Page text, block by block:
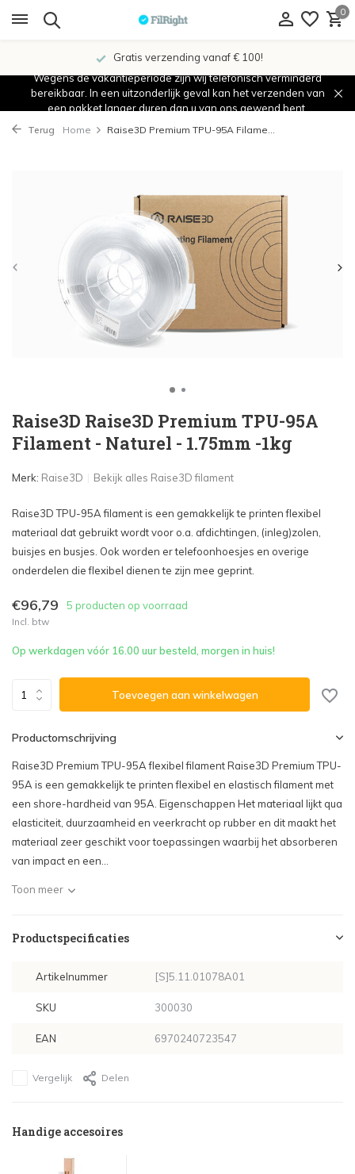
0
Gratis verzending vanaf € 100!
Wegens de vakantieperiode zijn wij telefonisch verminderd
bereikbaar. In een uitzonderlijk geval kan het verzenden van
een pakket langer duren dan u van ons gewend bent.
Terug Home Raise3D Premium TPU-95A Filame...
Raise3D Raise3D Premium TPU-95A
Filament - Naturel - 1.75mm -1kg
Merk: Raise3D Bekijk alles Raise3D filament
Raise3D TPU-95A filament is een gemakkelijk te printen flexibel
materiaal dat gebruikt wordt voor o.a. afdichtingen, (inleg)zolen,
buisjes en busjes. Ook worden er telefoonhoesjes en overige
onderdelen die flexibel dienen te zijn mee geprint.
€96,79 5 producten op voorraad
Incl. btw
Op werkdagen vóór 16.00 uur besteld, morgen in huis!
Toevoegen aan winkelwagen
Productomschrijving
Raise3D Premium TPU-95A flexibel filament Raise3D Premium TPU-
95A is een gemakkelijk te printen flexibel en elastisch filament met
een shore-hardheid van 95A. Eigenschappen Het materiaal lijkt qua
elasticiteit, duurzaamheid en veerkracht op rubber en dit maakt het
materiaal zeer geschikt voor toepassingen waarbij het absorberen
van impact en een...
Toon meer
Productspecificaties
Artikelnummer [S]5.11.01078A01
SKU 300030
EAN 6970240723547
Vergelijk Delen
Handige accesoires